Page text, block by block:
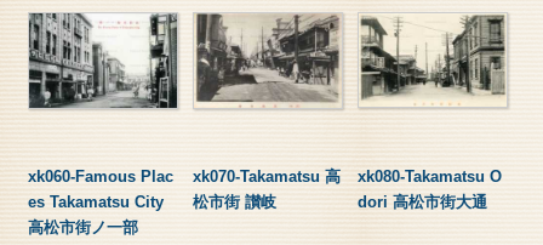
xk060-Famous Plac
es Takamatsu City
高松市街ノ一部
xk070-Takamatsu 高
松市街 讃岐
xk080-Takamatsu O
dori 高松市街大通